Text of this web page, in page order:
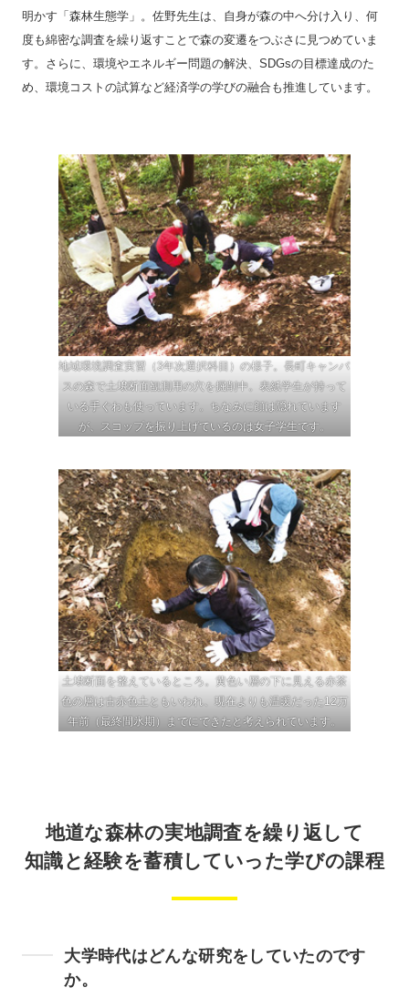
明かす「森林生態学」。佐野先生は、自身が森の中へ分け入り、何
度も綿密な調査を繰り返すことで森の変遷をつぶさに見つめていま
す。さらに、環境やエネルギー問題の解決、SDGsの目標達成のた
め、環境コストの試算など経済学の学びの融合も推進しています。
地域環境調査実習（3年次選択科目）の様子。長町キャンパ
スの森で土壌断面観測用の穴を掘削中。表紙学生が持って
いる手ぐわも使っています。ちなみに顔は隠れています
が、スコップを振り上げているのは女子学生です。
土壌断面を整えているところ。黄色い層の下に見える赤茶
色の層は古赤色土ともいわれ、現在よりも温暖だった12万
年前（最終間氷期）までにできたと考えられています。
地道な森林の実地調査を繰り返して
知識と経験を蓄積していった学びの課程
大学時代はどんな研究をしていたのです
か。